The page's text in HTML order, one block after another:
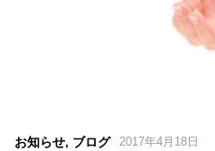
お知らせ, ブログ 2017年4月18日